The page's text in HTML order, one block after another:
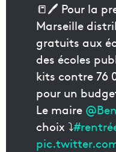
📒🖊️ Pour la
Marseille
gratuits aux
des écoles
kits contre 76
pour un
Le maire
choix ⤵️